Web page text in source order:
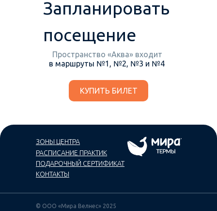
Цены
Смотреть расписание
Запланировать
посещение
Пространство «Аква» входит
в маршруты №1, №2, №3 и №4
КУПИТЬ БИЛЕТ
ЗОНЫ ЦЕНТРА
ПОДАРОЧНЫЙ СЕРТИФИКАТ
РАСПИСАНИЕ ПРАКТИК
КОНТАКТЫ
© ООО «Мира Велнес» 2025